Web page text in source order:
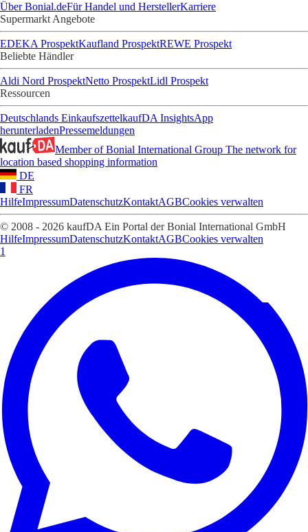
Über Bonial.deFür Handel und HerstellerKarriere
Supermarkt Angebote
EDEKA ProspektKaufland ProspektREWE Prospekt
Beliebte Händler
Aldi Nord ProspektNetto ProspektLidl Prospekt
Ressourcen
Deutschlands EinkaufszettelkaufDA InsightsApp
herunterladenPressemeldungen
Member of Bonial International Group The network for
location based shopping information
DE
FR
HilfeImpressumDatenschutzKontaktAGBCookies verwalten
© 2008 - 2026 kaufDA Ein Portal der Bonial International GmbH
HilfeImpressumDatenschutzKontaktAGBCookies verwalten
1